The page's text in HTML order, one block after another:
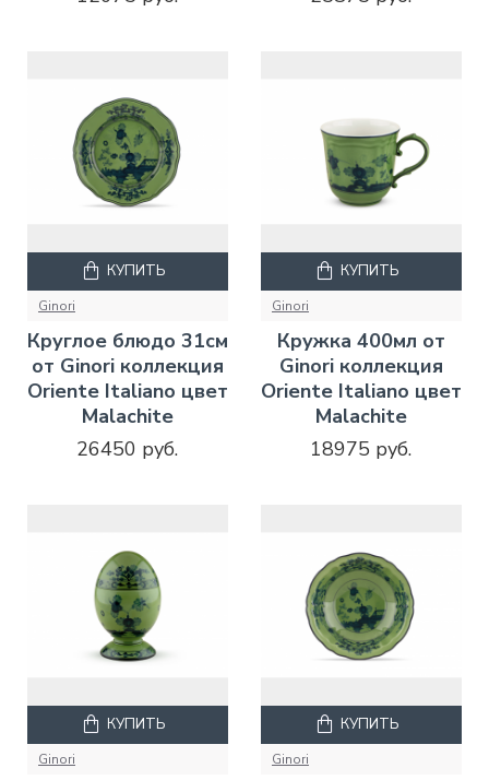
Ginori
Круглое блюдо 31см
от Ginori коллекция
Oriente Italiano цвет
Malachite
26450 руб.
КУПИТЬ
Ginori
Кружка 400мл от
Ginori коллекция
Oriente Italiano цвет
Malachite
18975 руб.
КУПИТЬ
Ginori
КУПИТЬ
Ginori
КУПИТЬ